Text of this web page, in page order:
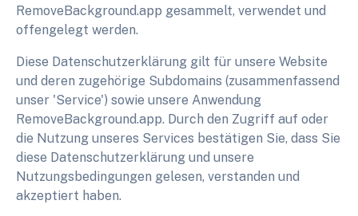
RemoveBackground.app gesammelt, verwendet und
offengelegt werden.
Diese Datenschutzerklärung gilt für unsere Website
und deren zugehörige Subdomains (zusammenfassend
unser 'Service') sowie unsere Anwendung
RemoveBackground.app. Durch den Zugriff auf oder
die Nutzung unseres Services bestätigen Sie, dass Sie
diese Datenschutzerklärung und unsere
Nutzungsbedingungen gelesen, verstanden und
akzeptiert haben.